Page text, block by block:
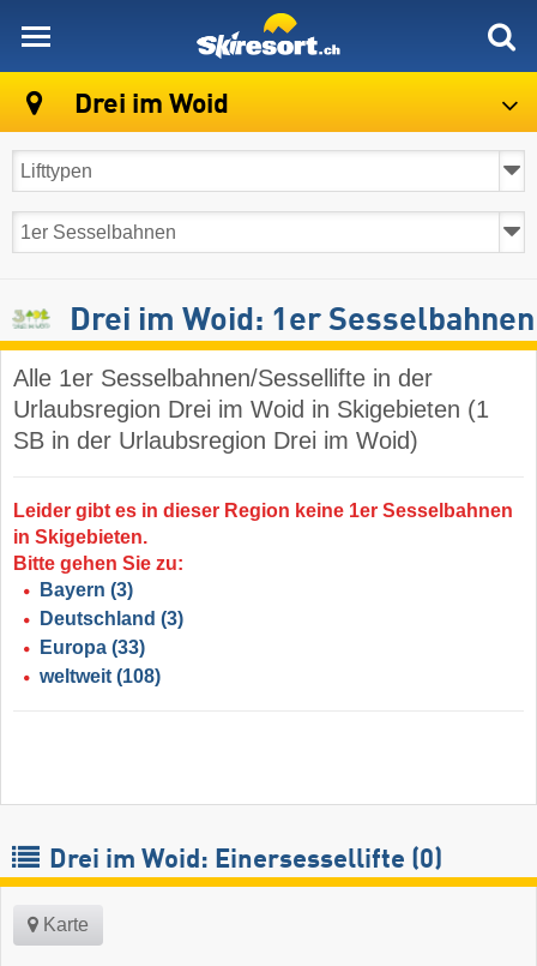
Drei im Woid
Drei im Woid: 1er Sesselbahnen
Alle 1er Sesselbahnen/Sessellifte in der
Urlaubsregion Drei im Woid in Skigebieten (1
SB in der Urlaubsregion Drei im Woid)
Leider gibt es in dieser Region keine 1er Sesselbahnen
in Skigebieten.
Bitte gehen Sie zu:
Bayern (3)
Deutschland (3)
Europa (33)
weltweit (108)
Drei im Woid: Einersessellifte (0)
Karte